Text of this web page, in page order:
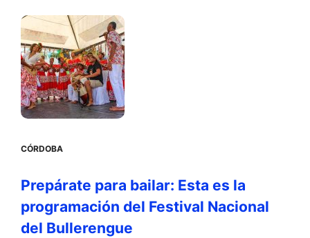
CÓRDOBA
Prepárate para bailar: Esta es la
programación del Festival Nacional
del Bullerengue